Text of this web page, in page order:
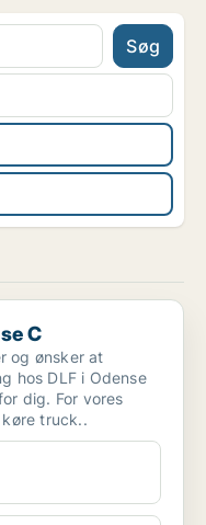
Søg
C
og ønsker at
hos DLF i Odense
dig. For vores
truck..